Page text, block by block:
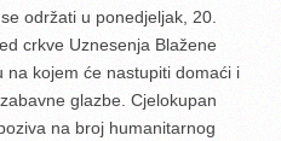
održati u ponedjeljak, 20.
crkve Uznesenja Blažene
na kojem će nastupiti domaći i
glazbe. Cjelokupan
na broj humanitarnog